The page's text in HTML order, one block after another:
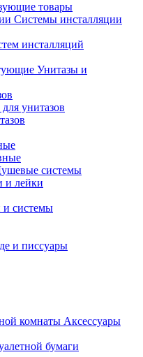
товары
Системы инсталляции
инсталляций
Унитазы и
унитазов
системы
и лейки
и системы
и писсуары
Аксессуары
бумаги